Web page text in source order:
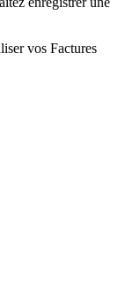
vos Factures